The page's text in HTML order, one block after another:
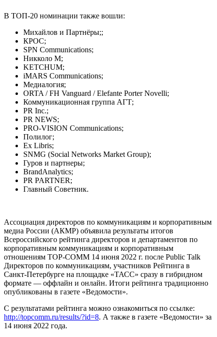
В ТОП-20 номинации также вошли:
Михайлов и Партнёры;;
КРОС;
SPN Communications;
Никколо М;
KETCHUM;
iMARS Communications;
Медиалогия;
ORTA / FH Vanguard / Elefante Porter Novelli;
Коммуникационная группа АГТ;
PR Inc.;
PR NEWS;
PRO-VISION Communications;
Полилог;
Ex Libris;
SNMG (Social Networks Market Group);
Гуров и партнеры;
BrandAnalytics;
PR PARTNER;
Главный Советник.
Ассоциация директоров по коммуникациям и корпоративным
медиа России (АКМР) объявила результаты итогов
Всероссийского рейтинга директоров и департаментов по
корпоративным коммуникациям и корпоративным
отношениям TOP-COMM 14 июня 2022 г. после Public Talk
Директоров по коммуникациям, участников Рейтинга в
Санкт-Петербурге на площадке «ТАСС» сразу в гибридном
формате — оффлайн и онлайн. Итоги рейтинга традиционно
опубликованы в газете «Ведомости».
С результатами рейтинга можно ознакомиться по ссылке:
http://topcomm.ru/results/?id=8. А также в газете «Ведомости» за
14 июня 2022 года.